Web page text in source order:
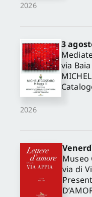
2026
2026
3
via
Museo
via di